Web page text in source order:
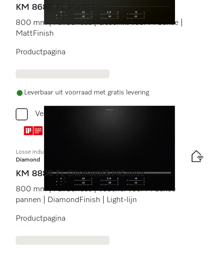
KM 8685 FL MattFinish
800 mm | FullSurface | Geschikt voor M Sense |
MattFinish
Productpagina
Leverbaar uit voorraad met gratis levering
Vergelijken
Losse inductiekookplaat
Diamond
KM 8885 FL Diamond&MSense
800 mm | FullSurface | Voucher voor M Sense
pannen | DiamondFinish | Light-lijn
Productpagina